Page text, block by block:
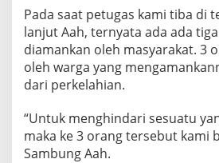
a
n
g
a
n
i
o
l
Pada saat petugas kami tiba di
lanjut Aah, ternyata ada ada
diamankan oleh masyarakat. 3
oleh warga yang
dari perkelahian.
“Untuk menghindari sesuatu
maka ke 3 orang tersebut kami
Sambung Aah.